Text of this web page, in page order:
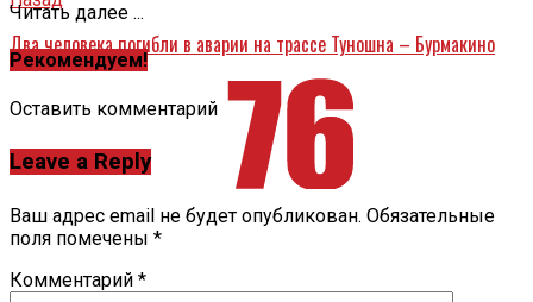
Два человека погибли в аварии на трассе Туношна – Бурмакино
Читать далее ...
Рекомендуем!
Оставить комментарий
Leave a Reply
Ваш адрес email не будет опубликован. Обязательные
поля помечены *
Комментарий *